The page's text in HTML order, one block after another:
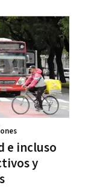
e incluso
y